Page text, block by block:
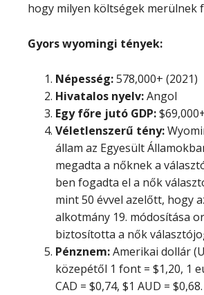
hogy milyen költségek merülnek
Gyors wyomingi tények:
Népesség:578,000+ (2021)
Hivatalos nyelv:Angol
Egy főre jutó GDP:
Véletlenszerű tény:
állam az Egyesült
megadta a nőknek a
ben fogadta el a nők
mint 50 évvel azelőtt, hogy
alkotmány 19. módosítása
biztosította a nők
Pénznem:Amerikai dollár
közepétől 1 font = $1,20, 1
CAD = $0,74, $1 AUD = $0,68.